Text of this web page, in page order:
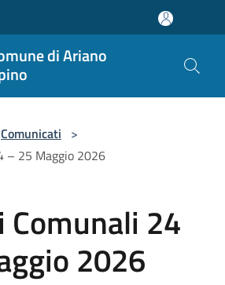
di Ariano
Comunicati >
– 25 Maggio 2026
Comunali 24
2026